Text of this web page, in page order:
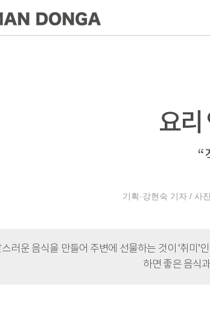
요리
“
기획·강현숙 기자 / 사
스러운 음식을 만들어 주변에 선물하는 것이 ‘취미
하면 좋은 음식